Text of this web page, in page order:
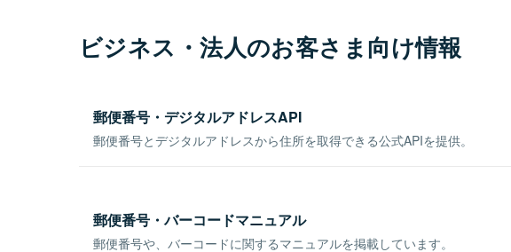
ビジネス・法人のお客さま向け情報
郵便番号・デジタルアドレスAPI
郵便番号とデジタルアドレスから住所を取得できる公式APIを提供。
郵便番号・バーコードマニュアル
郵便番号や、バーコードに関するマニュアルを掲載しています。